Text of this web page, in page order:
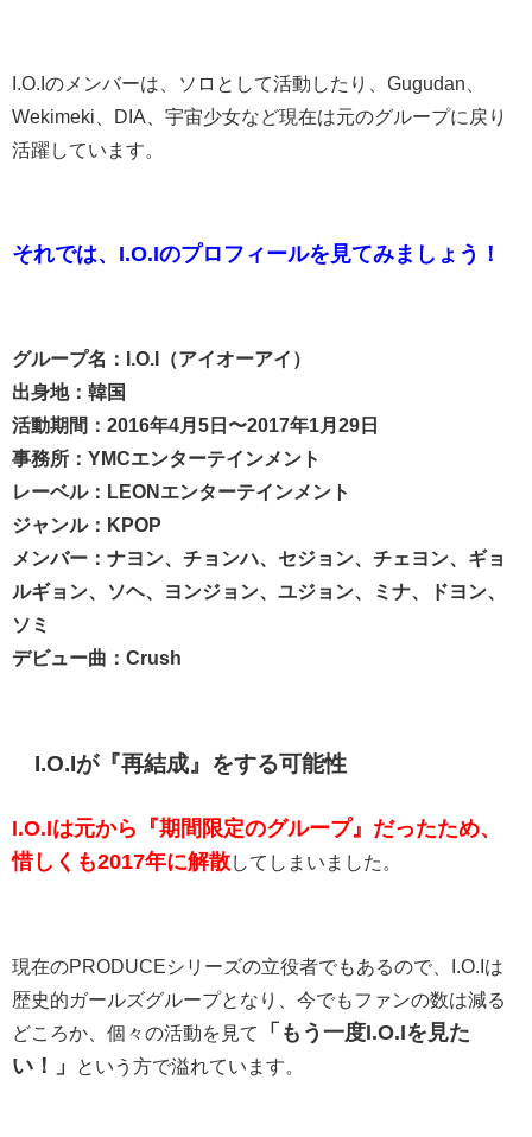
I.O.Iのメンバーは、ソロとして活動したり、Gugudan、
Wekimeki、DIA、宇宙少女など現在は元のグループに戻り
活躍しています。
それでは、 I.O.Iのプロフィールを見てみましょう！
グループ名：I.O.I（アイオーアイ）
出身地：韓国
活動期間：2016年4月5日〜2017年1月29日
事務所：YMCエンターテインメント
レーベル：LEONエンターテインメント
ジャンル：KPOP
メンバー：ナヨン、チョンハ、セジョン、チェヨン、ギョ
ルギョン、ソヘ、ヨンジョン、ユジョン、ミナ、ドヨン、
ソミ
デビュー曲：Crush
I.O.Iが『再結成』をする可能性
I.O.Iは元から『期間限定のグループ』だったため、
惜しくも2017年に解散してしまいました。
現在のPRODUCEシリーズの立役者でもあるので、I.O.Iは
歴史的ガールズグループとなり、今でもファンの数は減る
どころか、個々の活動を見て
「もう一度I.O.Iを見た
い！」
という方で溢れています。